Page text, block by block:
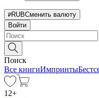
RUBСменить валюту
Войти
Поиск
Все книгиИмпринты
12+